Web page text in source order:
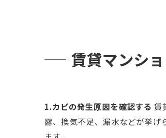
賃貸マンシ
1.カビの発生原因を確認する 賃
露、換気不足、漏水などが挙げ